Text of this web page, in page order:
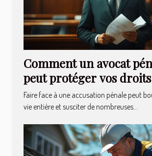
Comment un avocat
peut protéger vos
d'une accusation ?
Faire face à une accusation pénale peut
vie entière et susciter de nombreuses...